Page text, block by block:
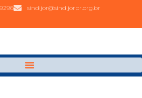
sindijor@sindijorpr.org.br